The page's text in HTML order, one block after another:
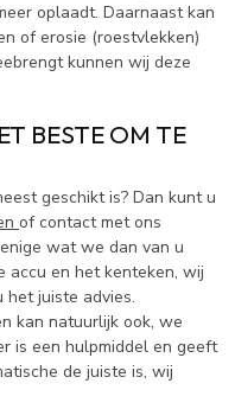
oplaadt. Daarnaast kan
of erosie (roestvlekken)
kunnen wij deze
BESTE OM TE
geschikt is? Dan kunt u
of contact met ons
wat we dan van u
accu en het kenteken, wij
het juiste advies.
kan natuurlijk ook, we
is een hulpmiddel en geeft
de juiste is, wij